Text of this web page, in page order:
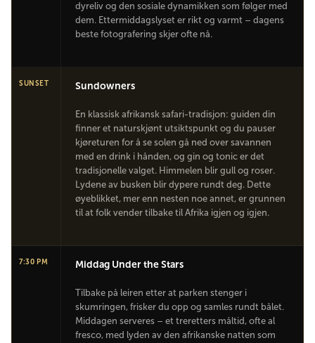
dyreliv og den sosiale dynamikken som følger med
dem. Ettermiddagslyset er rikt og varmt – dagens
beste fotografering skjer ofte nå.
SUNSET Sundowners
En klassisk afrikansk safari-tradisjon: guiden din
finner et naturskjønt utsiktspunkt og du pauser
kjøreturen for å se solen gå ned over savannen
med en drink i hånden, og gin og tonic er det
tradisjonelle valget. Himmelen blir gull og roser.
Lydene av busken blir dypere rundt deg. Dette
øyeblikket, mer enn nesten noe annet, er grunnen
til at folk vender tilbake til Afrika igjen og igjen.
7:30 PM Middag Under the Stars
Tilbake på leiren etter at parken stenger i
skumringen, frisker du opp og samles rundt bålet.
Middagen serveres – et treretters måltid, ofte al
fresco, med lyden av den afrikanske natten som